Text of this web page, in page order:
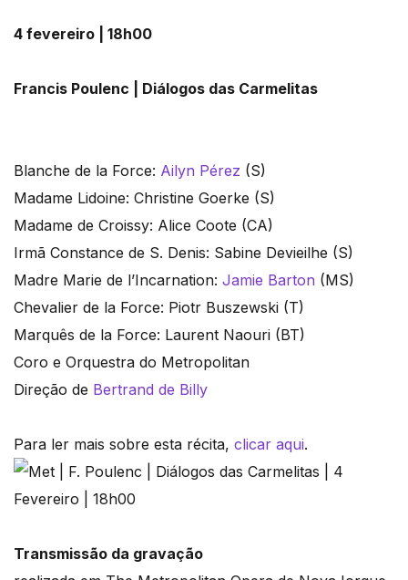
4 fevereiro | 18h00
Francis Poulenc | Diálogos das Carmelitas
Blanche de la Force: Ailyn Pérez (S)
Madame Lidoine: Christine Goerke (S)
Madame de Croissy: Alice Coote (CA)
Irmã Constance de S. Denis: Sabine Devieilhe (S)
Madre Marie de l’Incarnation: Jamie Barton (MS)
Chevalier de la Force: Piotr Buszewski (T)
Marquês de la Force: Laurent Naouri (BT)
Coro e Orquestra do Metropolitan
Direção de Bertrand de Billy
Para ler mais sobre esta récita, clicar aqui.
Transmissão da gravação